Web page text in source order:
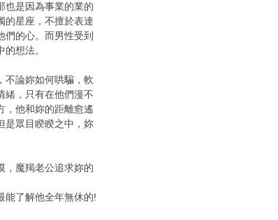
也是因為事業的業的
的星座，不擅於表達
們的心。而男性受到
想法。
不論妳如何哄騙，軟
緒，只有在他們漫不
，他和妳的距離愈遙
是眾目睽睽之中，妳
，魔羯老公追求妳的
能了解他全年無休的!